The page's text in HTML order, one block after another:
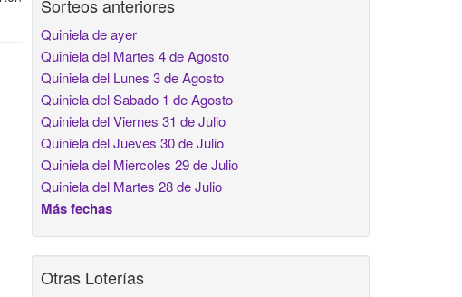
Sorteos anteriores
Quiniela de ayer
Quiniela del Martes 4 de Agosto
Quiniela del Lunes 3 de Agosto
Quiniela del Sabado 1 de Agosto
Quiniela del Viernes 31 de Julio
Quiniela del Jueves 30 de Julio
Quiniela del Miercoles 29 de Julio
Quiniela del Martes 28 de Julio
Más fechas
Otras Loterías